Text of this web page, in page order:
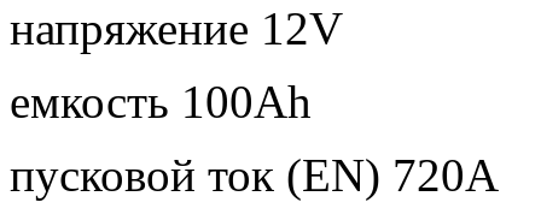
напряжение 12V
емкость 100Ah
пусковой ток (EN) 720A